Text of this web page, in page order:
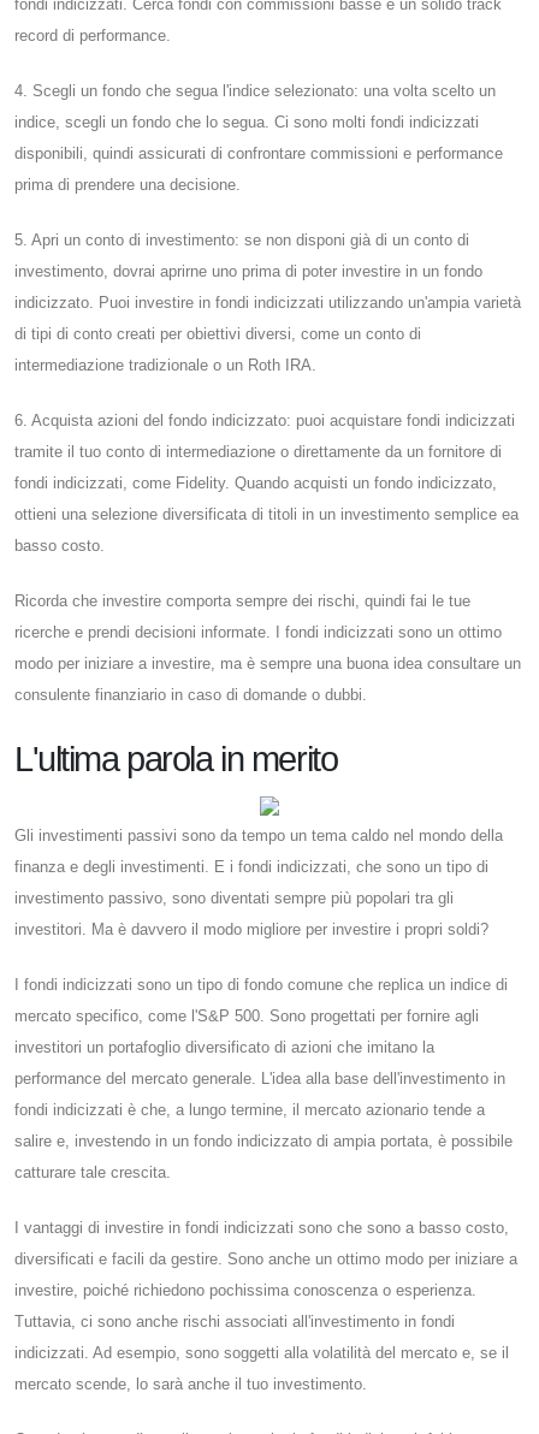
fondi indicizzati. Cerca fondi con commissioni basse e un solido track
record di performance.
4. Scegli un fondo che segua l'indice selezionato: una volta scelto un
indice, scegli un fondo che lo segua. Ci sono molti fondi indicizzati
disponibili, quindi assicurati di confrontare commissioni e performance
prima di prendere una decisione.
5. Apri un conto di investimento: se non disponi già di un conto di
investimento, dovrai aprirne uno prima di poter investire in un fondo
indicizzato. Puoi investire in fondi indicizzati utilizzando un'ampia varietà
di tipi di conto creati per obiettivi diversi, come un conto di
intermediazione tradizionale o un Roth IRA.
6. Acquista azioni del fondo indicizzato: puoi acquistare fondi indicizzati
tramite il tuo conto di intermediazione o direttamente da un fornitore di
fondi indicizzati, come Fidelity. Quando acquisti un fondo indicizzato,
ottieni una selezione diversificata di titoli in un investimento semplice ea
basso costo.
Ricorda che investire comporta sempre dei rischi, quindi fai le tue
ricerche e prendi decisioni informate. I fondi indicizzati sono un ottimo
modo per iniziare a investire, ma è sempre una buona idea consultare un
consulente finanziario in caso di domande o dubbi.
L'ultima parola in merito
Gli investimenti passivi sono da tempo un tema caldo nel mondo della
finanza e degli investimenti. E i fondi indicizzati, che sono un tipo di
investimento passivo, sono diventati sempre più popolari tra gli
investitori. Ma è davvero il modo migliore per investire i propri soldi?
I fondi indicizzati sono un tipo di fondo comune che replica un indice di
mercato specifico, come l'S&P 500. Sono progettati per fornire agli
investitori un portafoglio diversificato di azioni che imitano la
performance del mercato generale. L'idea alla base dell'investimento in
fondi indicizzati è che, a lungo termine, il mercato azionario tende a
salire e, investendo in un fondo indicizzato di ampia portata, è possibile
catturare tale crescita.
I vantaggi di investire in fondi indicizzati sono che sono a basso costo,
diversificati e facili da gestire. Sono anche un ottimo modo per iniziare a
investire, poiché richiedono pochissima conoscenza o esperienza.
Tuttavia, ci sono anche rischi associati all'investimento in fondi
indicizzati. Ad esempio, sono soggetti alla volatilità del mercato e, se il
mercato scende, lo sarà anche il tuo investimento.